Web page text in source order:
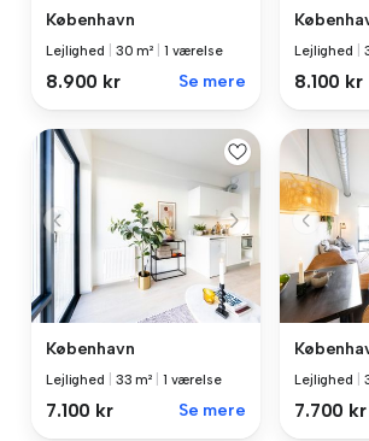
København
Lejlighed 30 m² 1 værelse
8.900 kr Se mere
Lejlighed
8.100 kr
København
Lejlighed 33 m² 1 værelse
7.100 kr Se mere
Lejlighed
7.700 kr